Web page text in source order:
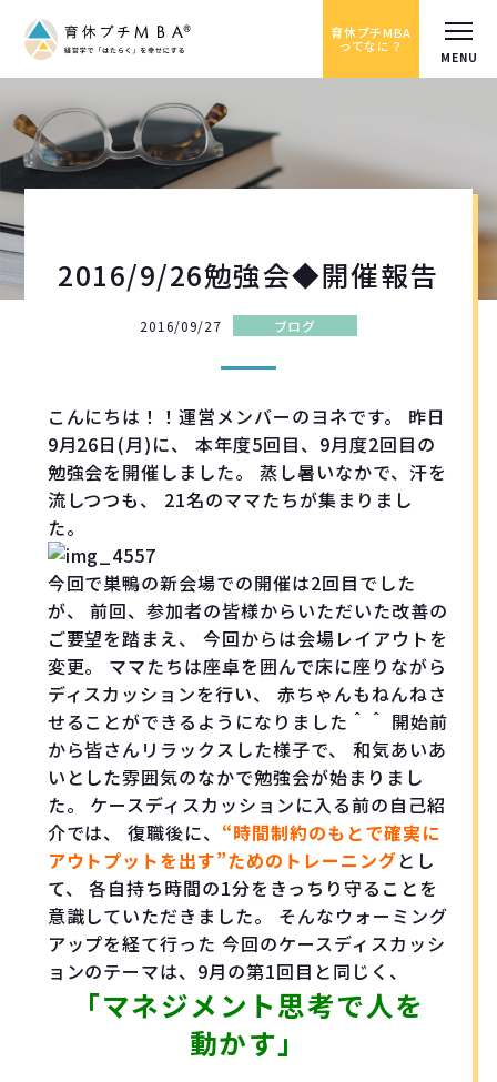
育休プチMBA
ってなに？
2016/9/26勉強会◆開催報告
2016/09/27 ブログ
こんにちは！！運営メンバーのヨネです。 昨日
9月26日(月)に、 本年度5回目、9月度2回目の
勉強会を開催しました。 蒸し暑いなかで、汗を
流しつつも、 21名のママたちが集まりまし
た。
今回で巣鴨の新会場での開催は2回目でした
が、 前回、参加者の皆様からいただいた改善の
ご要望を踏まえ、 今回からは会場レイアウトを
変更。 ママたちは座卓を囲んで床に座りながら
ディスカッションを行い、 赤ちゃんもねんねさ
せることができるようになりました＾＾ 開始前
から皆さんリラックスした様子で、 和気あいあ
いとした雰囲気のなかで勉強会が始まりまし
た。 ケースディスカッションに入る前の自己紹
介では、 復職後に、 “時間制約のもとで確実に
アウトプットを出す”ためのトレーニングとし
て、 各自持ち時間の1分をきっちり守ることを
意識していただきました。 そんなウォーミング
アップを経て行った 今回のケースディスカッシ
ョンのテーマは、9月の第1回目と同じく、
「マネジメント思考で人を
動かす」